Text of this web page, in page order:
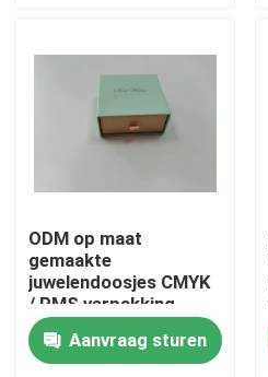
Kwaliteitscontrole
Contacteer ons
Vraag een offerte aan
Gedrukte Verpakkende
ODM op maat
gemaakte
juwelendoosjes CMYK
/ PMS verpakking
vouwdoos
Aanvraag sturen